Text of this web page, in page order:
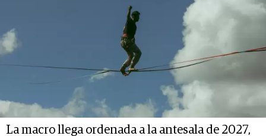
La macro llega ordenada a la antesala de 2027,